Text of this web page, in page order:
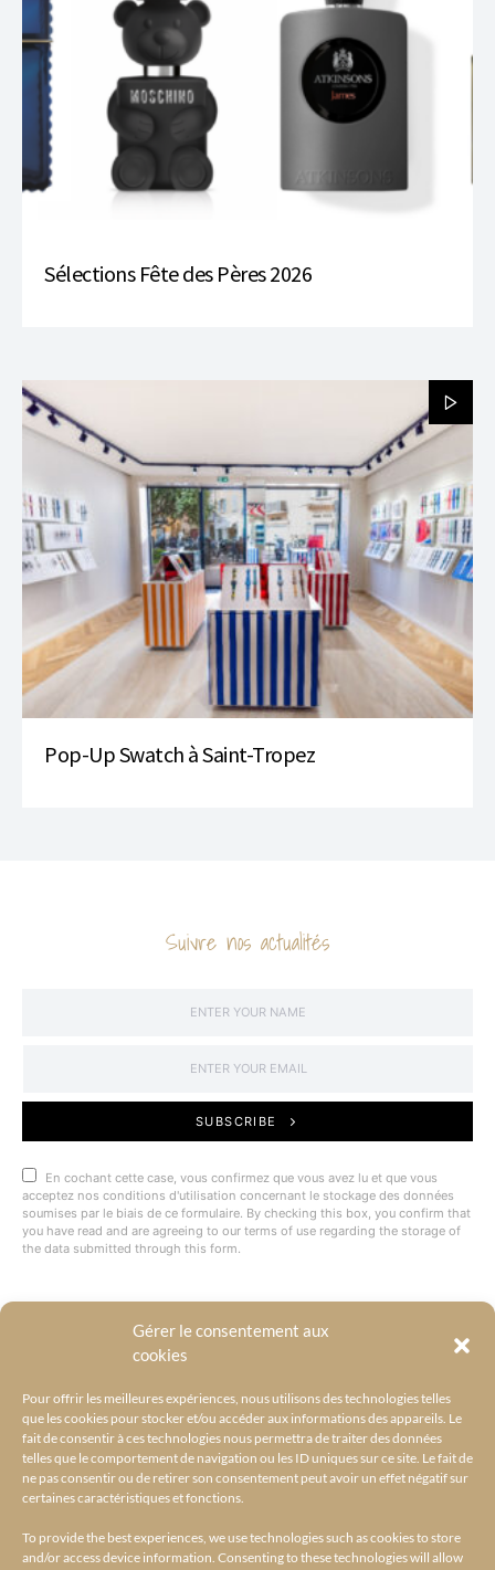
Gérer le consentement aux
cookies
Pour offrir les meilleures expériences, nous utilisons des technologies telles
que les cookies pour stocker et/ou accéder aux informations des appareils. Le
fait de consentir à ces technologies nous permettra de traiter des données
telles que le comportement de navigation ou les ID uniques sur ce site. Le fait de
ne pas consentir ou de retirer son consentement peut avoir un effet négatif sur
certaines caractéristiques et fonctions.
To provide the best experiences, we use technologies such as cookies to store
and/or access device information. Consenting to these technologies will allow
Sélections Fête des Pères 2026
Pop-Up Swatch à Saint-Tropez
Suivre nos actualités
SUBSCRIBE
En cochant cette case, vous confirmez que vous avez lu et que vous
acceptez nos conditions d'utilisation concernant le stockage des données
soumises par le biais de ce formulaire. By checking this box, you confirm that
you have read and are agreeing to our terms of use regarding the storage of
the data submitted through this form.
@BYRACKEL